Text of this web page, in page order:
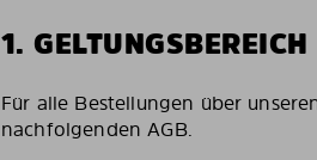
1. GELTUNGSBEREICH
Für alle Bestellungen über
nachfolgenden AGB.